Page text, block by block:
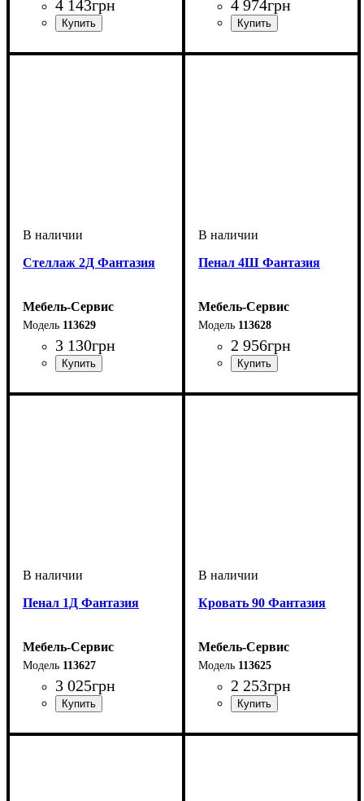
4 143грн 4 974грн
Cтеллаж 2Д Фантазия
Мебель-Сервис
113629
3 130грн
Пенал 4Ш Фантазия
Мебель-Сервис
113628
2 956грн
Пенал 1Д Фантазия
Мебель-Сервис
113627
3 025грн
Кровать 90 Фантазия
Мебель-Сервис
113625
2 253грн